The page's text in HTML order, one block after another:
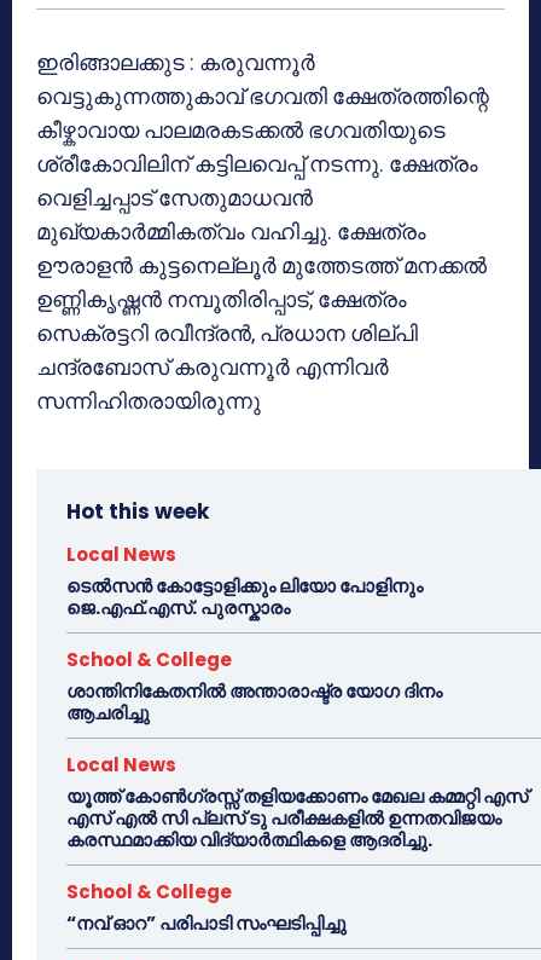
ഇരിങ്ങാലക്കുട : കരുവന്നൂര്‍
വെട്ടുകുന്നത്തുകാവ് ഭഗവതി ക്ഷേത്രത്തിന്റെ
കീഴ്കാവായ പാലമരകടക്കല്‍ ഭഗവതിയുടെ
ശ്രീകോവിലിന് കട്ടിലവെപ്പ് നടന്നു. ക്ഷേത്രം
വെളിച്ചപ്പാട് സേതുമാധവന്‍
മുഖ്യകാര്‍മ്മികത്വം വഹിച്ചു. ക്ഷേത്രം
ഊരാളന്‍ കുട്ടനെല്ലൂര്‍ മുത്തേടത്ത് മനക്കല്‍
ഉണ്ണികൃഷ്ണന്‍ നമ്പൂതിരിപ്പാട്, ക്ഷേത്രം
സെക്രട്ടറി രവീന്ദ്രന്‍, പ്രധാന ശില്പി
ചന്ദ്രബോസ് കരുവന്നൂര്‍ എന്നിവര്‍
സന്നിഹിതരായിരുന്നു
Hot this week
Local News
ടെൽസൻ കോട്ടോളിക്കും ലിയോ പോളിനും
ജെ.എഫ്.എസ്. പുരസ്കാരം
School & College
ശാന്തിനികേതനിൽ അന്താരാഷ്ട്ര യോഗ ദിനം
ആചരിച്ചു
Local News
യൂത്ത് കോൺഗ്രസ്സ് തളിയക്കോണം മേഖല കമ്മറ്റി എസ്
എസ് എൽ സി പ്ലസ് ടു പരീക്ഷകളിൽ ഉന്നതവിജയം
കരസ്ഥമാക്കിയ വിദ്യാർത്ഥികളെ ആദരിച്ചു.
School & College
“നവ് ഓറ” പരിപാടി സംഘടിപ്പിച്ചു